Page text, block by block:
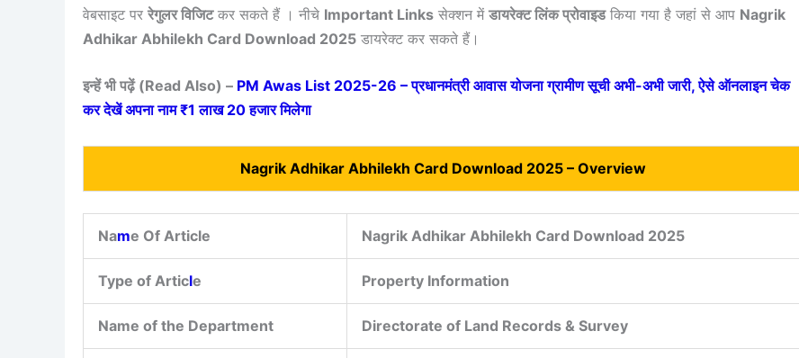
वेबसाइट पर रेगुलर विजिटकर सकते हैं । नीचे Important Links सेक्शन में डायरेक्ट लिंक प्रोवाइडकिया गया है जहां से आप Nagrik
Adhikar Abhilekh Card Download 2025 डायरेक्ट कर सकते हैं।
इन्हें भी पढ़ें (Read Also) – PM Awas List 2025-26 – प्रधानमंत्री आवास योजना ग्रामीण सूची अभी-अभी जारी, ऐसे ऑनलाइन चेक
कर देखें अपना नाम ₹1 लाख 20 हजार मिलेगा
Nagrik Adhikar Abhilekh Card Download 2025 – Overview
Name Of Article Nagrik Adhikar Abhilekh Card Download 2025
Type of Article Property Information
Name of the Department Directorate of Land Records & Survey